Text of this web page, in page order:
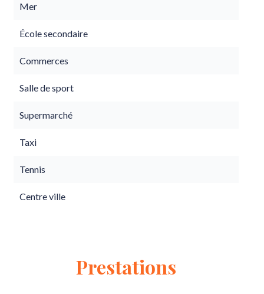
Mer
École secondaire
Commerces
Salle de sport
Supermarché
Taxi
Tennis
Centre ville
Prestations